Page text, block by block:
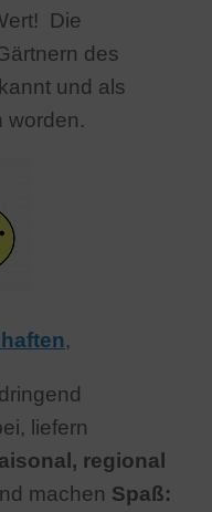
Die
des
und als
worden.
,
liefern
regional
machen Spaß: